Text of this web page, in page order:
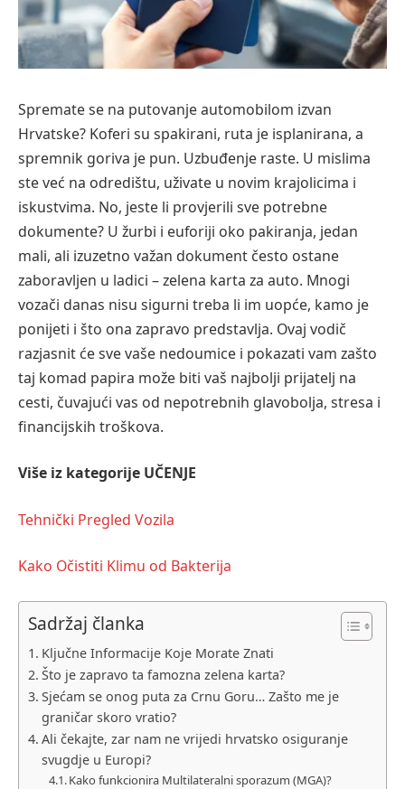
Spremate se na putovanje automobilom izvan
Hrvatske? Koferi su spakirani, ruta je isplanirana, a
spremnik goriva je pun. Uzbuđenje raste. U mislima
ste već na odredištu, uživate u novim krajolicima i
iskustvima. No, jeste li provjerili sve potrebne
dokumente? U žurbi i euforiji oko pakiranja, jedan
mali, ali izuzetno važan dokument često ostane
zaboravljen u ladici – zelena karta za auto. Mnogi
vozači danas nisu sigurni treba li im uopće, kamo je
ponijeti i što ona zapravo predstavlja. Ovaj vodič
razjasnit će sve vaše nedoumice i pokazati vam zašto
taj komad papira može biti vaš najbolji prijatelj na
cesti, čuvajući vas od nepotrebnih glavobolja, stresa i
financijskih troškova.
Više iz kategorije UČENJE
Tehnički Pregled Vozila
Kako Očistiti Klimu od Bakterija
Sadržaj članka
Ključne Informacije Koje Morate Znati
Što je zapravo ta famozna zelena karta?
Sjećam se onog puta za Crnu Goru… Zašto me je
graničar skoro vratio?
Ali čekajte, zar nam ne vrijedi hrvatsko osiguranje
svugdje u Europi?
Kako funkcionira Multilateralni sporazum (MGA)?